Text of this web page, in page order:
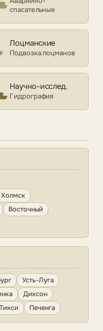
спасательные
Лоцманские
Подвозка лоцманов
Научно-исслед.
Гидрография
Холмск
Восточный
Усть-Луга
Диксон
Тикси Печенга